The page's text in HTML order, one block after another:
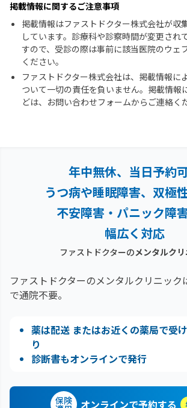
掲載情報に関するご注意事項
掲載情報はファストドクター株式会社が収
しています。診療科や診察時間が変更され
すので、受診の際は事前に該当医院のウェ
ください。
ファストドクター株式会社は、掲載情報に
ついて一切の責任を負いません。掲載情報
どは、お問い合わせフォームからご連絡く
年中無休、当日予約
うつ病や睡眠障害、双極性
不安障害・パニック障
幅広く対応
ファストドクターのメンタルク
ファストドクターのメンタルクリニック
で通院不要。
薬は配送 またはお近くの薬局で受
り
診断書もオンラインで発行
保険 オンラインで予約する